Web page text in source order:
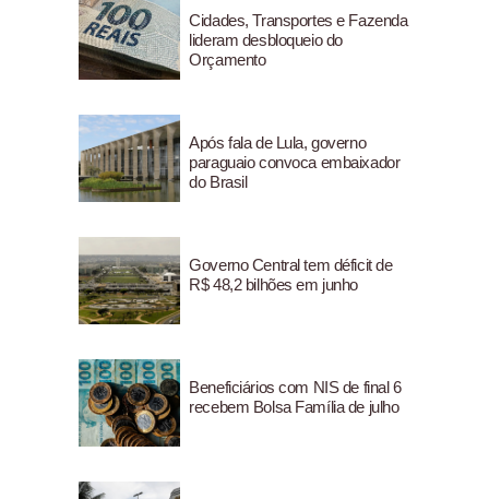
Cidades, Transportes e Fazenda
lideram desbloqueio do
Orçamento
Após fala de Lula, governo
paraguaio convoca embaixador
do Brasil
Governo Central tem déficit de
R$ 48,2 bilhões em junho
Beneficiários com NIS de final 6
recebem Bolsa Família de julho